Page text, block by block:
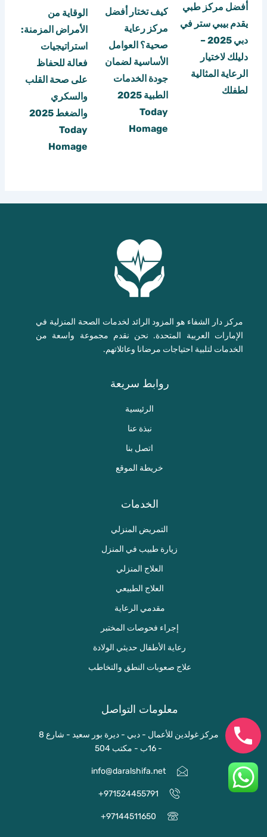
أفضل مركز طبي
يقدم بيبي ستر في
دبي 2025 –
دليلك لاختيار
الرعاية المثالية
لطفلك
كيف تختار أفضل
مركز رعاية
صحية؟ العوامل
الأساسية لضمان
جودة الخدمات
الطبية 2025
Today
Homage
الوقاية من
الأمراض المزمنة:
استراتيجيات
فعالة للحفاظ
على صحة القلب
والسكري
والضغط 2025
Today
Homage
مركز دار الشفاء هو المزود الرائد لخدمات الصحة المنزلية في
الإمارات العربية المتحدة. نحن نقدم مجموعة واسعة من
الخدمات لتلبية احتياجات مرضانا وعائلاتهم.
روابط سريعة
الرئيسية
نبذة عنا
اتصل بنا
خريطة الموقع
الخدمات
التمريض المنزلي
زيارة طبيب في المنزل
العلاج المنزلي
العلاج الطبيعي
مقدمي الرعاية
إجراء فحوصات المختبر
رعاية الأطفال حديثي الولادة
علاج صعوبات النطق والتخاطب
معلومات التواصل
مركز غولدين للأعمال - دبي - ديرة بور سعيد - شارع 8
- 16ب - مكتب 504
info@daralshifa.net
971524455791⁩+
97144511650+